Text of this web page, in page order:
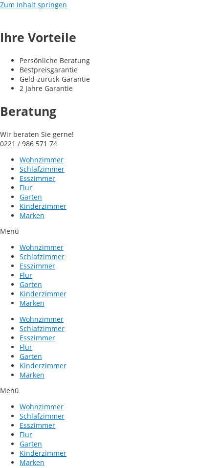
Zum Inhalt springen
Ihre Vorteile
Persönliche Beratung
Bestpreisgarantie
Geld-zurück-Garantie
2 Jahre Garantie
Beratung
Wir beraten Sie gerne!
0221 / 986 571 74
Wohnzimmer
Schlafzimmer
Esszimmer
Flur
Garten
Kinderzimmer
Marken
Menü
Wohnzimmer
Schlafzimmer
Esszimmer
Flur
Garten
Kinderzimmer
Marken
Wohnzimmer
Schlafzimmer
Esszimmer
Flur
Garten
Kinderzimmer
Marken
Menü
Wohnzimmer
Schlafzimmer
Esszimmer
Flur
Garten
Kinderzimmer
Marken